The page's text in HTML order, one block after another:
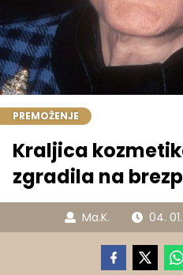
PREMOŽENJE
Kraljica
zgradila na
Ma.K. 04.